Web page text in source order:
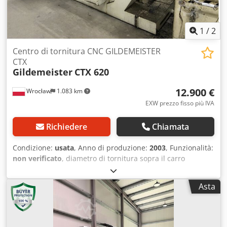
SL Potenza: 25,0 kW Dimensioni e peso Dimensioni (L x L x
A): 4.500 x 2.500 x 2.300 mm Peso a vuoto: 6.500 kg Ore di
funzionamento: 10.975 ore ACCESSORI Convogliatore di
trucioli Mandrino a tre griffe
1 /2
Wrocław 1.083 km
Centro di tornitura CNC GILDEMEISTER
CTX
Gildemeister CTX 620
12.900 €
EXW prezzo fisso più IVA
Richiedere Chiamata
Condizione: usata, Anno di produzione: 2003, Funzionalità:
non verificato, diametro di tornitura sopra il carro
, lunghezza di tornitura:
diametro di tornitura:680 mm, foro mandrino:107 mm,
velocità del mandrino (max):2.800 giri/min, velocità del
mandrino (min.):
4 giri/min , corsa asse X:320 mm
asse Z:
1.097 mm , potenza motore mandrino:
avanzamento rapido asse X: 24 m/min, avanzamento
Asta